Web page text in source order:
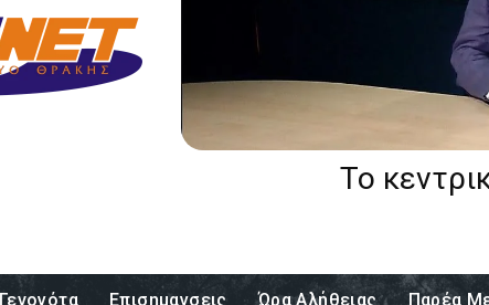
Το
Γεγονότα Επισημανσεις Ώρα Αλήθειας Παρέα